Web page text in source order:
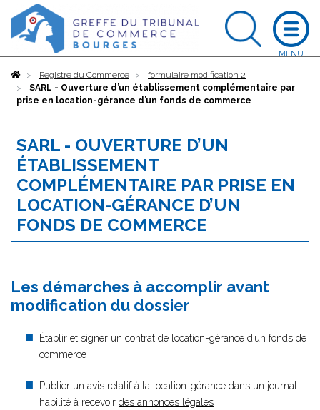
AccueilRegistre du Commerce
formulaire modification 2
SARL - Ouverture d’un établissement complémentaire par
prise en location-gérance d’un fonds de commerce
SARL - OUVERTURE D’UN
ÉTABLISSEMENT
COMPLÉMENTAIRE PAR PRISE EN
LOCATION-GÉRANCE D’UN
FONDS DE COMMERCE
Les démarches à accomplir avant
modification du dossier
Établir et signer un contrat de location-gérance d’un fonds de
commerce
Publier un avis relatif à la location-gérance dans un journal
habilité à recevoir des annonces légales